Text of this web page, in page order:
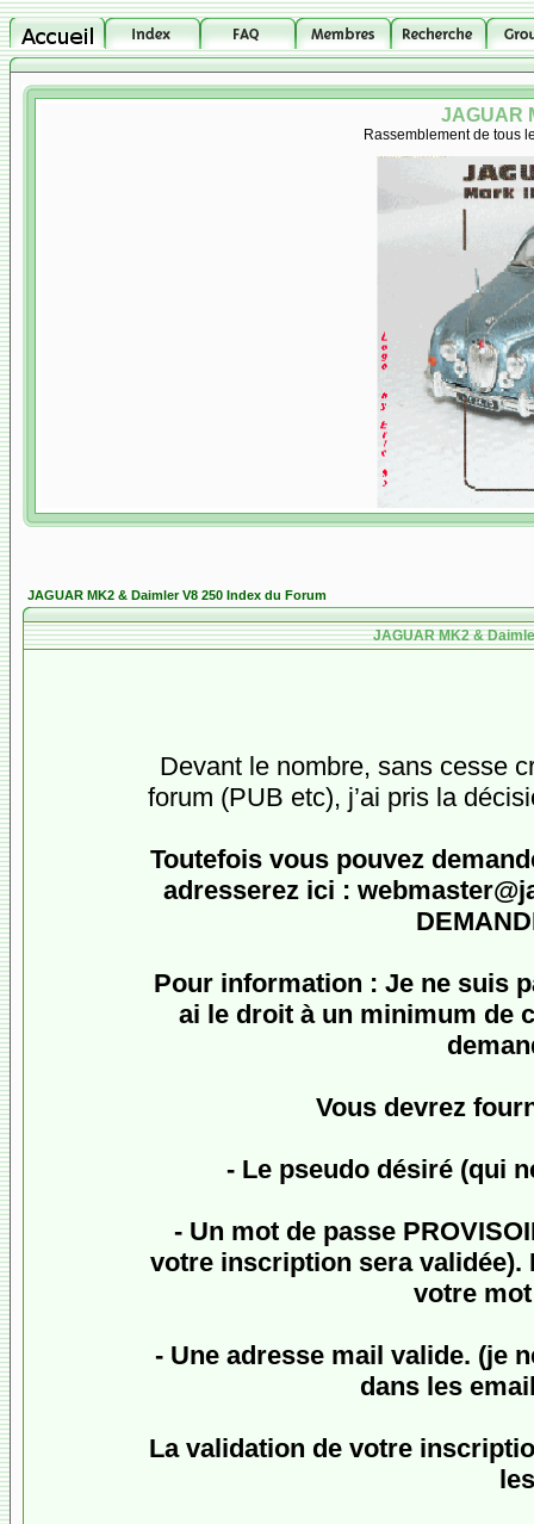
JAGUAR
Rassemblement de tous
JAGUAR MK2 & Daimler V8 250 Index du Forum
JAGUAR MK2 &
Devant le nombre, sans cesse
forum (PUB etc), j’ai pris la
Toutefois vous pouvez
adresserez ici :
Pour information : Je ne suis
ai le droit à un minimum de
Vous devrez
- Le pseudo désiré (qui
- Un mot de passe
votre inscription sera validée).
votre
- Une adresse mail valide. (je
dans les
La validation de votre